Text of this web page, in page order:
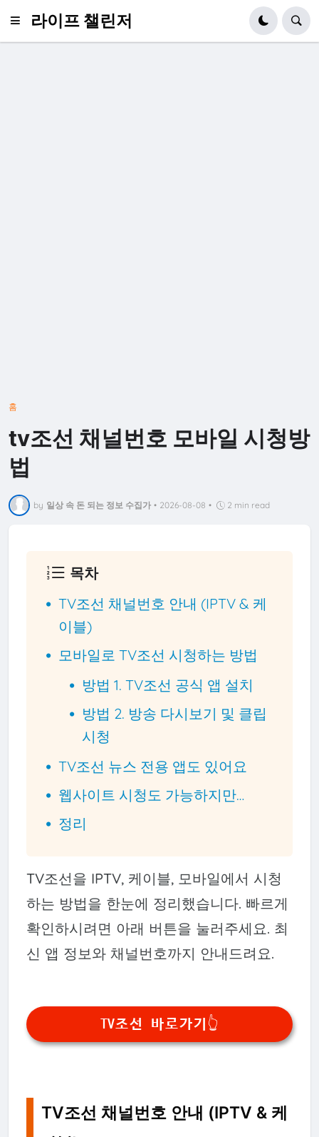
라이프 챌린저
홈
tv조선 채널번호 모바일 시청방
법
by 일상 속 돈 되는 정보 수집가 • 2026-08-08 • 2 min read
목차
TV조선 채널번호 안내 (IPTV & 케
이블)
모바일로 TV조선 시청하는 방법
방법 1. TV조선 공식 앱 설치
방법 2. 방송 다시보기 및 클립
시청
TV조선 뉴스 전용 앱도 있어요
웹사이트 시청도 가능하지만…
정리
TV조선을 IPTV, 케이블, 모바일에서 시청
하는 방법을 한눈에 정리했습니다. 빠르게
확인하시려면 아래 버튼을 눌러주세요. 최
신 앱 정보와 채널번호까지 안내드려요.
TV조선 바로가기👆
TV조선 채널번호 안내 (IPTV & 케